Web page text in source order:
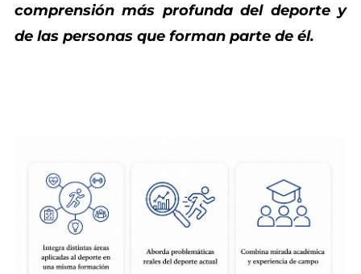
comprensión más profunda del deporte y
de las personas que forman parte de él.